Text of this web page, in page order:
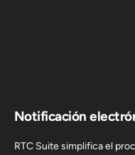
Notificación
RTC Suite simplifica el